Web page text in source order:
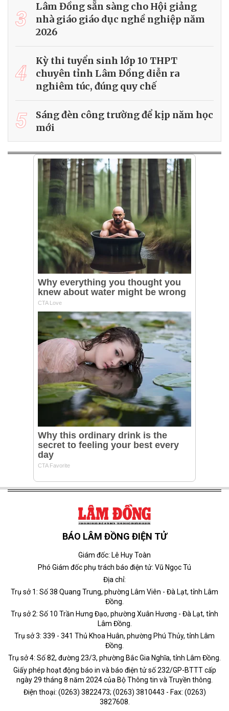
3
Lâm Đồng sẵn sàng cho Hội giảng
nhà giáo giáo dục nghề nghiệp năm
2026
4
Kỳ thi tuyển sinh lớp 10 THPT
chuyên tỉnh Lâm Đồng diễn ra
nghiêm túc, đúng quy chế
5
Sáng đèn công trường để kịp năm học
mới
BÁO LÂM ĐỒNG ĐIỆN TỬ
Giám đốc: Lê Huy Toàn
Phó Giám đốc phụ trách báo điện tử: Vũ Ngọc Tú
Địa chỉ:
Trụ sở 1: Số 38 Quang Trung, phường Lâm Viên - Đà Lạt, tỉnh Lâm
Đồng.
Trụ sở 2: Số 10 Trần Hưng Đạo, phường Xuân Hương - Đà Lạt, tỉnh
Lâm Đồng.
Trụ sở 3: 339 - 341 Thủ Khoa Huân, phường Phú Thủy, tỉnh Lâm
Đồng.
Trụ sở 4: Số 82, đường 23/3, phường Bắc Gia Nghĩa, tỉnh Lâm Đồng.
Giấy phép hoạt động báo in và báo điện tử số 232/GP-BTTT cấp
ngày 29 tháng 8 năm 2024 của Bộ Thông tin và Truyền thông.
Điện thoại: (0263) 3822473; (0263) 3810443 - Fax: (0263)
3827608.